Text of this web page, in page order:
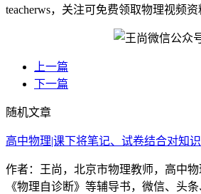
teacherws，关注可免费领取物理视频资
上一篇
下一篇
随机文章
高中物理|课下将笔记、试卷结合对知
作者：王尚，北京市物理教师，高中
《物理自诊断》等辅导书，微信、头